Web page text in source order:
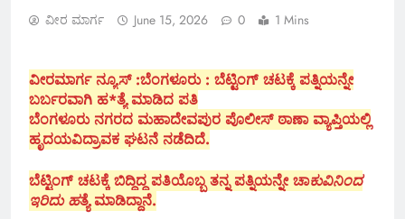
ವೀರ ಮಾರ್ಗ June 15, 2026 0 1 Mins
ವೀರಮಾರ್ಗ ನ್ಯೂಸ್ :ಬೆಂಗಳೂರು : ಬೆಟ್ಟಿಂಗ್ ಚಟಕ್ಕೆ ಪತ್ನಿಯನ್ನೇ
ಬರ್ಬರವಾಗಿ ಹ*ತ್ಯೆ ಮಾಡಿದ ಪತಿ
ಬೆಂಗಳೂರು ನಗರದ ಮಹಾದೇವಪುರ ಪೊಲೀಸ್ ಠಾಣಾ ವ್ಯಾಪ್ತಿಯಲ್ಲಿ
ಹೃದಯವಿದ್ರಾವಕ ಘಟನೆ ನಡೆದಿದೆ.
ಬೆಟ್ಟಿಂಗ್ ಚಟಕ್ಕೆ ಬಿದ್ದಿದ್ದ ಪತಿಯೊಬ್ಬ ತನ್ನ ಪತ್ನಿಯನ್ನೇ ಚಾಕುವಿನಿಂದ
ಇರಿದು ಹತ್ಯೆ ಮಾಡಿದ್ದಾನೆ.